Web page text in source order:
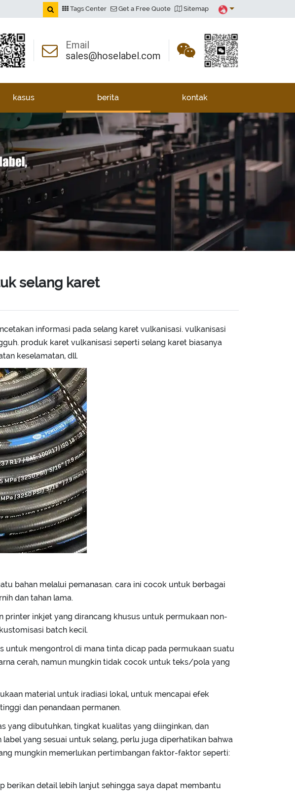
Tags Center Get a Free Quote Sitemap
Email
sales@hoselabel.com
kasus berita kontak
selang karet
informasi pada selang karet vulkanisasi. vulkanisasi
produk karet vulkanisasi seperti selang karet biasanya
keselamatan, dll.
bahan melalui pemanasan. cara ini cocok untuk berbagai
dan tahan lama.
inkjet yang dirancang khusus untuk permukaan non-
batch kecil.
untuk mengontrol di mana tinta dicap pada permukaan suatu
cerah, namun mungkin tidak cocok untuk teks/pola yang
material untuk iradiasi lokal, untuk mencapai efek
dan penandaan permanen.
yang dibutuhkan, tingkat kualitas yang diinginkan, dan
yang sesuai untuk selang, perlu juga diperhatikan bahwa
mungkin memerlukan pertimbangan faktor-faktor seperti:
berikan detail lebih lanjut sehingga saya dapat membantu